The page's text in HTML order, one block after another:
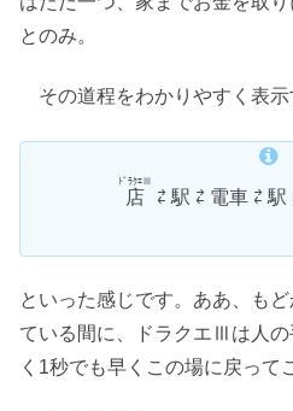
とのみ。
その道程をわかりやすく表示
店
ﾄﾞﾗｸｴⅢ
⇄ 駅 ⇄ 電車 ⇄ 駅
といった感じです。ああ、も
ている間に、ドラクエⅢは人
く1秒でも早くこの場に戻って